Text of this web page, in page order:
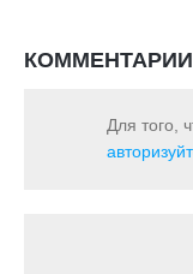
КОММЕНТАРИИ
Для того,